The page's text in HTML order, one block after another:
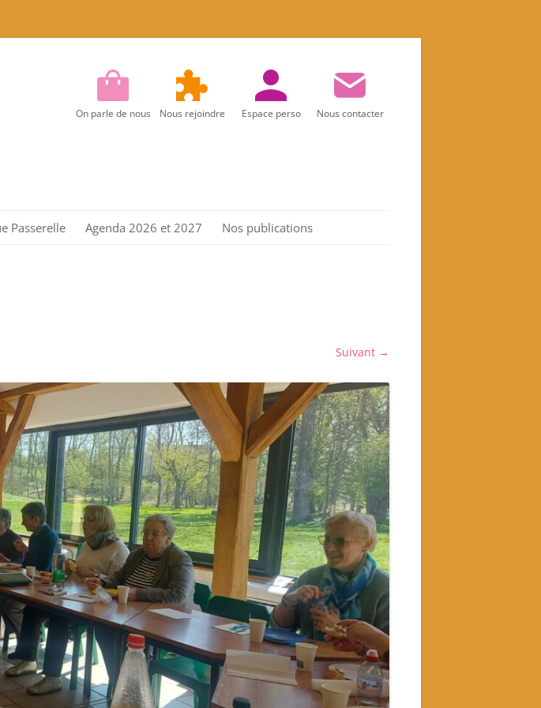
On parle de nous Nous rejoindre Espace perso Nous contacter
au
contenu
Passerelle Agenda 2026 et 2027 Nos publications
Secrets culinaires de famille
Suivant →